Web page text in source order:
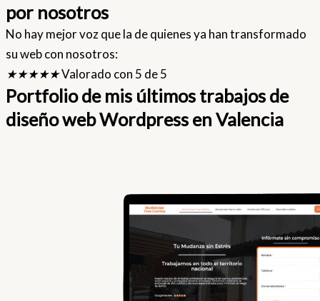
por nosotros
No hay mejor voz que la de quienes ya han transformado
su web con nosotros:
★★★★★Valorado con 5 de 5
Portfolio de mis últimos trabajos de
diseño web Wordpress en Valencia